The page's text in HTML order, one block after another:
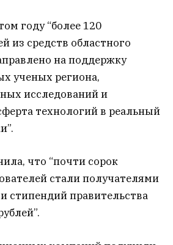
году “более 120
из средств областного
на поддержку
ученых региона,
исследований и
технологий в реальный
что “почти сорок
стали получателями
стипендий правительства